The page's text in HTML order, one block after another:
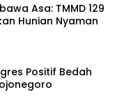
Asa: TMMD 129
Hunian Nyaman
Positif Bedah